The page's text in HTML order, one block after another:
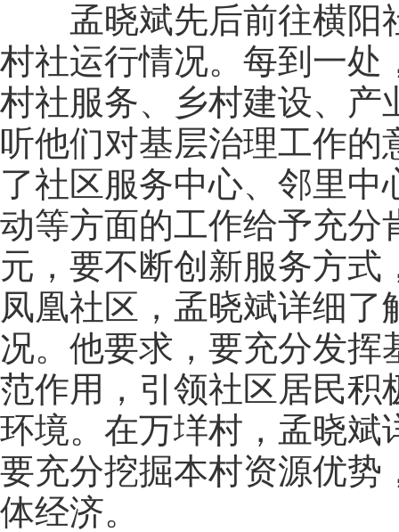
孟晓斌先后前往横阳
村社运行情况。每到一处
村社服务、乡村建设、产
听他们对基层治理工作
了社区服务中心、邻里
动等方面的工作给予充分
元，要不断创新服务方
凤凰社区，孟晓斌详细
况。他要求，要充分发挥
范作用，引领社区居民积
环境。在万垟村，孟晓斌
要充分挖掘本村资源优势
体经济。